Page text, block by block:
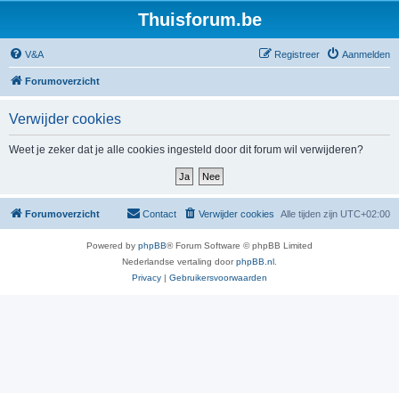
Thuisforum.be
V&A Aanmelden
Registreer
Forumoverzicht
Verwijder cookies
Weet je zeker dat je alle cookies ingesteld door dit forum wil verwijderen?
Forumoverzicht Alle tijden zijn UTC+02:00
Verwijder cookies
Contact
Powered by phpBB® Forum Software © phpBB Limited
Nederlandse vertaling doorphpBB.nl
Privacy | Gebruikersvoorwaarden